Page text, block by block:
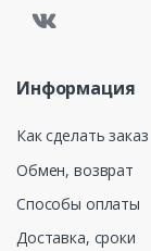
Информация
Как сделать заказ
Обмен, возврат
Способы оплаты
Доставка, сроки